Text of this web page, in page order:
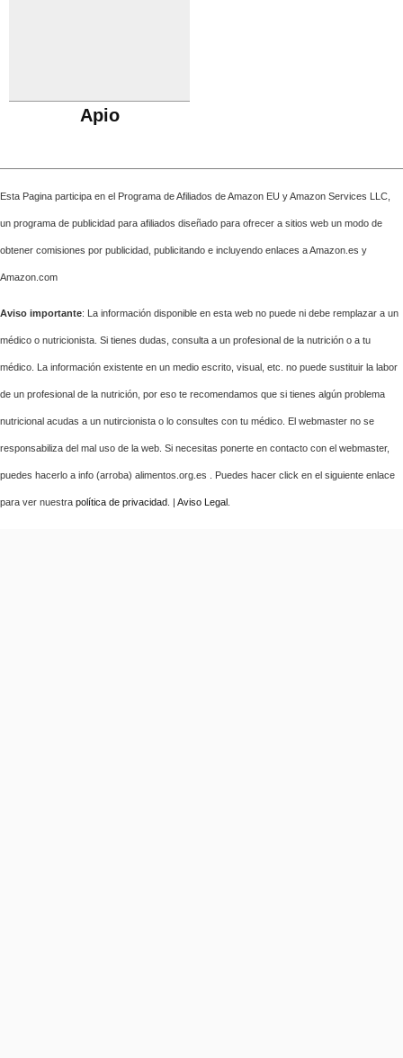
Apio
Esta Pagina participa en el Programa de Afiliados de Amazon EU y Amazon Services LLC,
un programa de publicidad para afiliados diseñado para ofrecer a sitios web un modo de
obtener comisiones por publicidad, publicitando e incluyendo enlaces a Amazon.es y
Amazon.com
Aviso importante: La información disponible en esta web no puede ni debe remplazar a un
médico o nutricionista. Si tienes dudas, consulta a un profesional de la nutrición o a tu
médico. La información existente en un medio escrito, visual, etc. no puede sustituir la labor
de un profesional de la nutrición, por eso te recomendamos que si tienes algún problema
nutricional acudas a un nutircionista o lo consultes con tu médico. El webmaster no se
responsabiliza del mal uso de la web. Si necesitas ponerte en contacto con el webmaster,
puedes hacerlo a info (arroba) alimentos.org.es . Puedes hacer click en el siguiente enlace
para ver nuestra política de privacidad . | Aviso Legal